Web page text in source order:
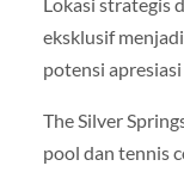
eksklusif
potensi
The Silver
pool dan tennis